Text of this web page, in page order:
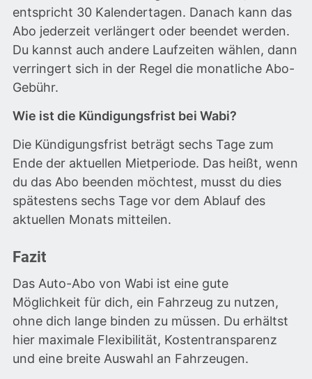
entspricht 30 Kalendertagen. Danach kann das
Abo jederzeit verlängert oder beendet werden.
Du kannst auch andere Laufzeiten wählen, dann
verringert sich in der Regel die monatliche Abo-
Gebühr.
Wie ist die Kündigungsfrist bei Wabi?
Die Kündigungsfrist beträgt sechs Tage zum
Ende der aktuellen Mietperiode. Das heißt, wenn
du das Abo beenden möchtest, musst du dies
spätestens sechs Tage vor dem Ablauf des
aktuellen Monats mitteilen.
Fazit
Das Auto-Abo von Wabi ist eine gute
Möglichkeit für dich, ein Fahrzeug zu nutzen,
ohne dich lange binden zu müssen. Du erhältst
hier maximale Flexibilität, Kostentransparenz
und eine breite Auswahl an Fahrzeugen.